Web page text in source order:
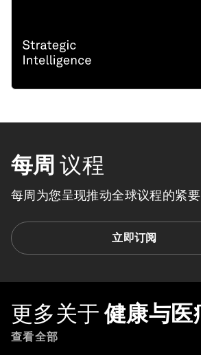
每周 议程
每周为您呈现推动全球议程的紧要
立即订阅
更多关于 健康与医
查看全部